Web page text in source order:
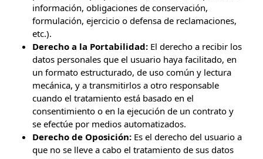
información, obligaciones de conservación,
formulación, ejercicio o defensa de reclamaciones,
etc.).
Derecho a la Portabilidad: El derecho a recibir los
datos personales que el usuario haya facilitado, en
un formato estructurado, de uso común y lectura
mecánica, y a transmitirlos a otro responsable
cuando el tratamiento está basado en el
consentimiento o en la ejecución de un contrato y
se efectúe por medios automatizados.
Derecho de Oposición: Es el derecho del usuario a
que no se lleve a cabo el tratamiento de sus datos